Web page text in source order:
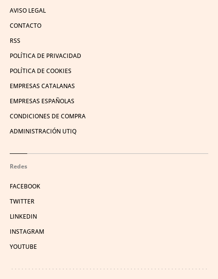
AVISO LEGAL
CONTACTO
RSS
POLÍTICA DE PRIVACIDAD
POLÍTICA DE COOKIES
EMPRESAS CATALANAS
EMPRESAS ESPAÑOLAS
CONDICIONES DE COMPRA
ADMINISTRACIÓN UTIQ
Redes
FACEBOOK
TWITTER
LINKEDIN
INSTAGRAM
YOUTUBE